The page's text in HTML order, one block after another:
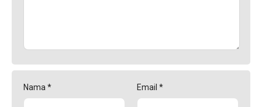
Nama * Email *